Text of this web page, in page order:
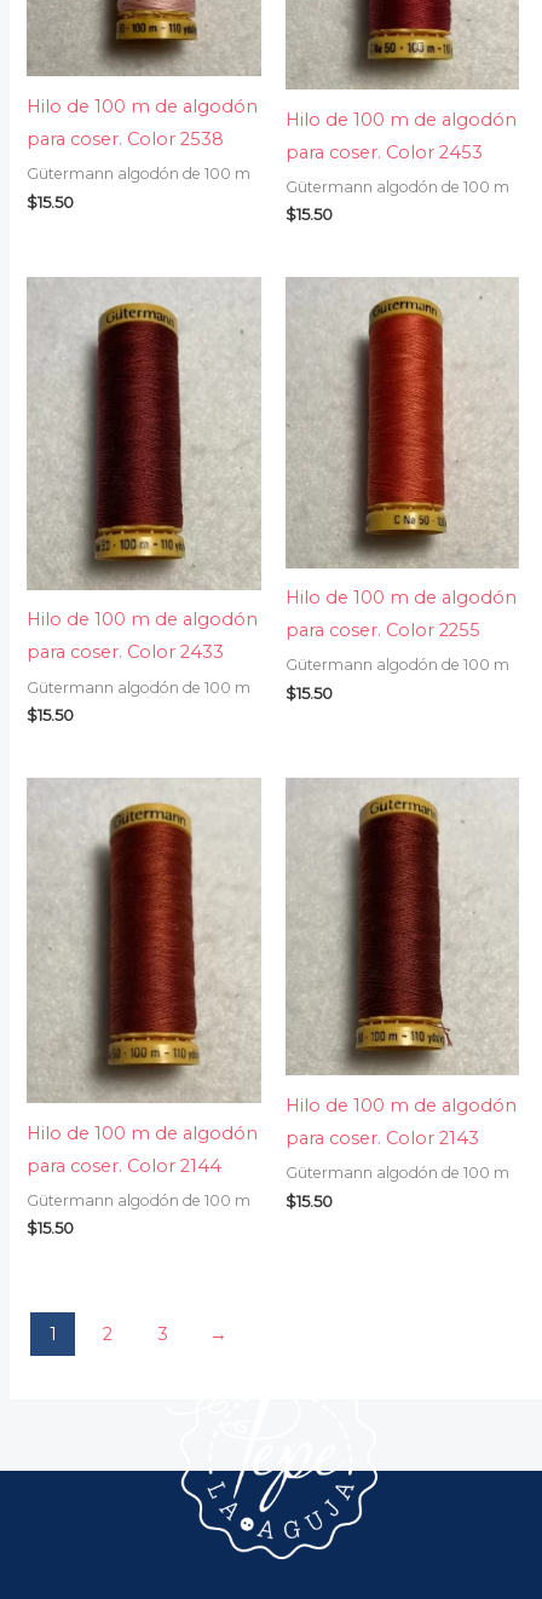
Hilo de 100 m de algodón
para coser. Color 2538
Gütermann algodón de 100 m
$15.50
Hilo de 100 m de algodón
para coser. Color 2453
Gütermann algodón de 100 m
$15.50
Hilo de 100 m de algodón
para coser. Color 2433
Gütermann algodón de 100 m
$15.50
Hilo de 100 m de algodón
para coser. Color 2255
Gütermann algodón de 100 m
$15.50
Hilo de 100 m de algodón
para coser. Color 2144
Gütermann algodón de 100 m
$15.50
Hilo de 100 m de algodón
para coser. Color 2143
Gütermann algodón de 100 m
$15.50
1 2 3 →